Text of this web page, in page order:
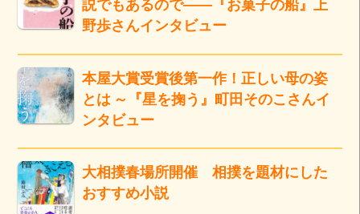
説でもあるので――『お菓子の船』上
野歩さんインタビュー
本屋大賞受賞後第一作！正しい母の姿
とは ～『星を掬う』町田そのこさんイ
ンタビュー
大相撲春場所開催 相撲を題材にした
おすすめ小説